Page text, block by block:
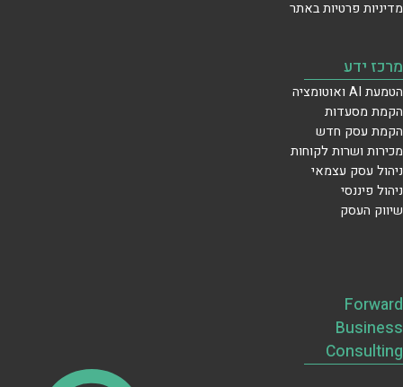
מדיניות פרטיות באתר
מרכז ידע
הטמעת AI ואוטומציה
הקמת מסעדות
הקמת עסק חדש
מכירות ושרות לקוחות
ניהול עסק עצמאי
ניהול פיננסי
שיווק העסק
Forward
Business
Consulting